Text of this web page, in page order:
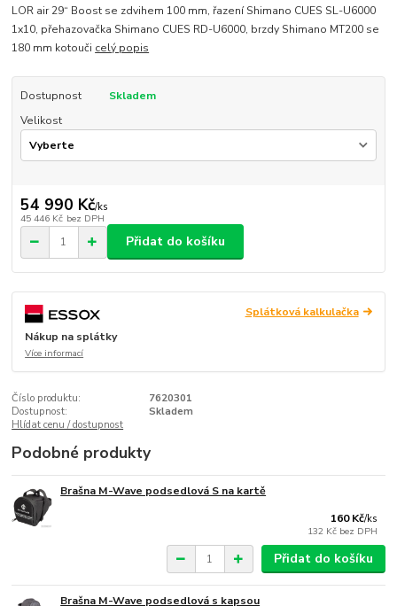
LOR air 29“ Boost se zdvihem 100 mm, řazení Shimano CUES SL-U6000
1x10, přehazovačka Shimano CUES RD-U6000, brzdy Shimano MT200 se
180 mm kotouči celý popis
Dostupnost
Skladem
Velikost
54 990 Kč/ks
45 446 Kč bez DPH
Přidat do košíku
Splátková kalkulačka
Nákup na splátky
Více informací
Číslo produktu:
7620301
Dostupnost:
Skladem
Hlídat cenu / dostupnost
Podobné produkty
Brašna M-Wave podsedlová S na kartě
160 Kč/ks
132 Kč bez DPH
Přidat do košíku
Brašna M-Wave podsedlová s kapsou